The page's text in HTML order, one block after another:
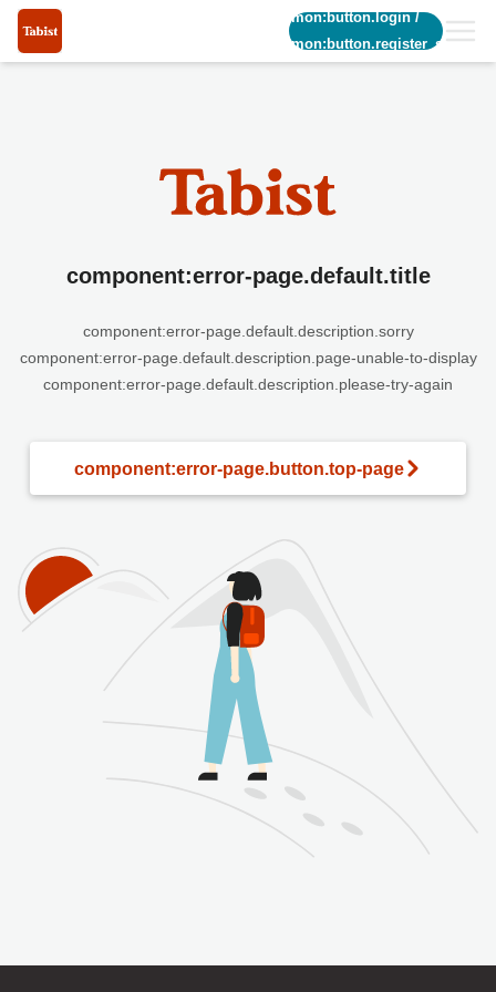
common:button.login/
common:button.register_short
component:error-page.default.title
component:error-page.default.description.sorry
component:error-page.default.description.page-unable-to-display
component:error-page.default.description.please-try-again
component:error-page.button.top-page